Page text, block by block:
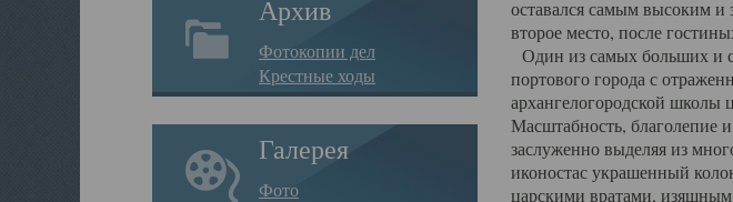
Архив
Фотокопии дел
Крестные ходы
Галерея
Фото
оставался самым высоким и
второе место, после
Один из самых больших и
портового города с
архангелогородской школы
Масштабность, благолепие
заслуженно выделяя из
иконостас украшенный
царскими вратами,